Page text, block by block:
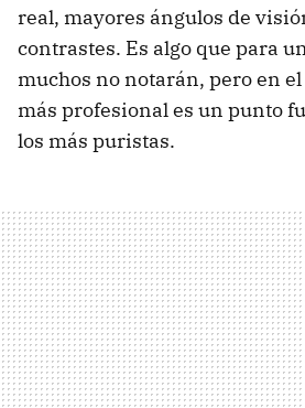
real, mayores ángulos de
contrastes. Es algo que para
muchos no notarán, pero en
más profesional es un punto
los más puristas.